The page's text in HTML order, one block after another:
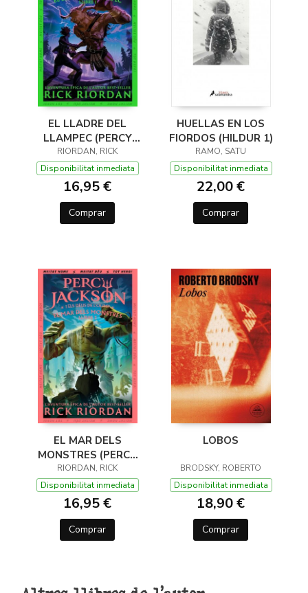
EL LLADRE DEL
LLAMPEC (PERCY
JACKSON I ELS DÉUS
DE L'OLIMP 1)
RIORDAN, RICK
Disponibilitat inmediata
16,95 €
Comprar
HUELLAS EN LOS
FIORDOS (HILDUR 1)
RAMO, SATU
Disponibilitat inmediata
22,00 €
Comprar
EL MAR DELS
MONSTRES (PERCY
JACKSON I ELS DÉUS
DE L'OLIMP 2)
RIORDAN, RICK
Disponibilitat inmediata
16,95 €
Comprar
LOBOS
BRODSKY, ROBERTO
Disponibilitat inmediata
18,90 €
Comprar